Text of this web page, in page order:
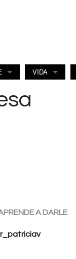
VIDA
A DARLE